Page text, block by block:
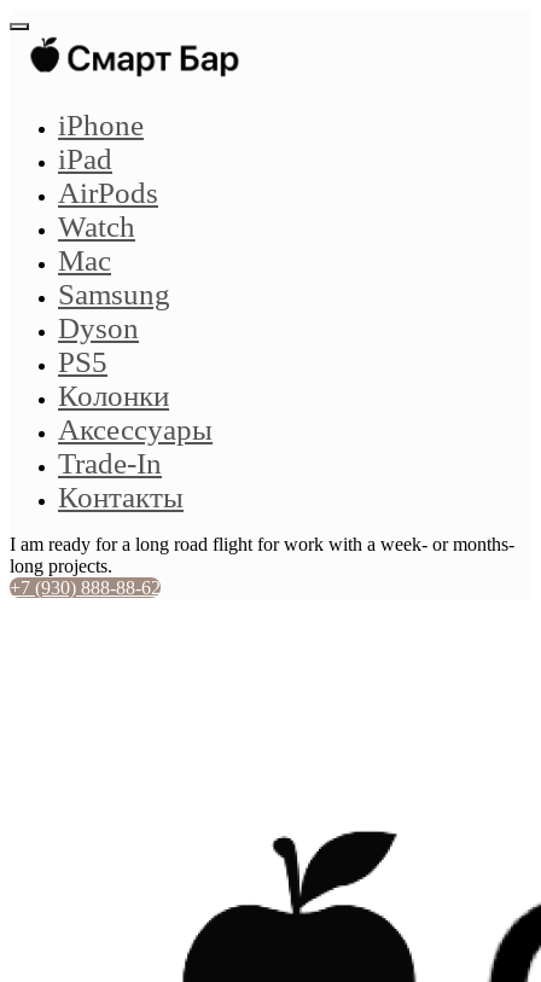
iPhone
iPad
AirPods
Watch
Mac
Samsung
Dyson
PS5
Колонки
Аксессуары
Trade-In
Контакты
I am ready for a long road flight for work with a week- or months-
long projects.
+7 (930) 888-88-62